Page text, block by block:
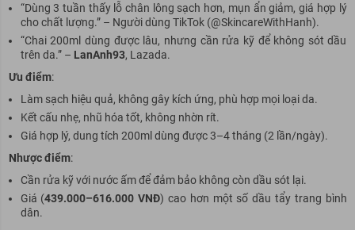
“Dùng 3 tuần thấy lỗ chân lông sạch hơn, mụn ẩn giảm, giá hợp lý
cho chất lượng.” – Người dùng TikTok (@SkincareWithHanh).
“Chai 200ml dùng được lâu, nhưng cần rửa kỹ để không sót dầu
trên da.” – LanAnh93, Lazada.
Ưu điểm:
Làm sạch hiệu quả, không gây kích ứng, phù hợp mọi loại da.
Kết cấu nhẹ, nhũ hóa tốt, không nhờn rít.
Giá hợp lý, dung tích 200ml dùng được 3–4 tháng (2 lần/ngày).
Nhược điểm:
Cần rửa kỹ với nước ấm để đảm bảo không còn dầu sót lại.
Giá (439.000–616.000 VNĐ) cao hơn một số dầu tẩy trang bình
dân.